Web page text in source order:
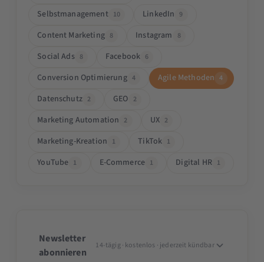
Selbstmanagement 10 LinkedIn 9
Content Marketing 8 Instagram 8
Social Ads 8 Facebook 6
Conversion Optimierung 4 Agile Methoden 4
Datenschutz 2 GEO 2
Marketing Automation 2 UX 2
Marketing-Kreation 1 TikTok 1
YouTube 1 E-Commerce 1 Digital HR 1
Newsletter
abonnieren
14-tägig · kostenlos · jederzeit kündbar